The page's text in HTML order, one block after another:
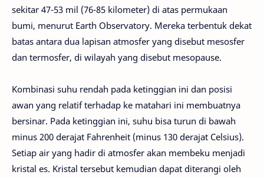
sekitar 47-53 mil (76-85 kilometer) di atas permukaan
bumi, menurut Earth Observatory. Mereka terbentuk dekat
batas antara dua lapisan atmosfer yang disebut mesosfer
dan termosfer, di wilayah yang disebut mesopause.
Kombinasi suhu rendah pada ketinggian ini dan posisi
awan yang relatif terhadap ke matahari ini membuatnya
bersinar. Pada ketinggian ini, suhu bisa turun di bawah
minus 200 derajat Fahrenheit (minus 130 derajat Celsius).
Setiap air yang hadir di atmosfer akan membeku menjadi
kristal es. Kristal tersebut kemudian dapat diterangi oleh